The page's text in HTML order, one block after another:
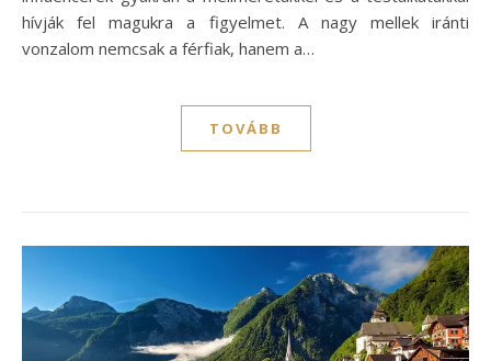
hívják fel magukra a figyelmet. A nagy mellek iránti
vonzalom nemcsak a férfiak, hanem a…
TOVÁBB